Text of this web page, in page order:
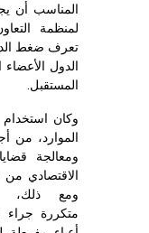
المناسب أن
لمنظمة
تعرف ضغط الدين
الدول الأعضاء
المستقبل.
وكان استخدام
الموارد، من
ومعالجة
الاقتصادي من
ومع ذلك،
متكررة جراء